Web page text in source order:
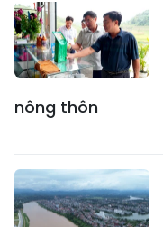
nông thôn